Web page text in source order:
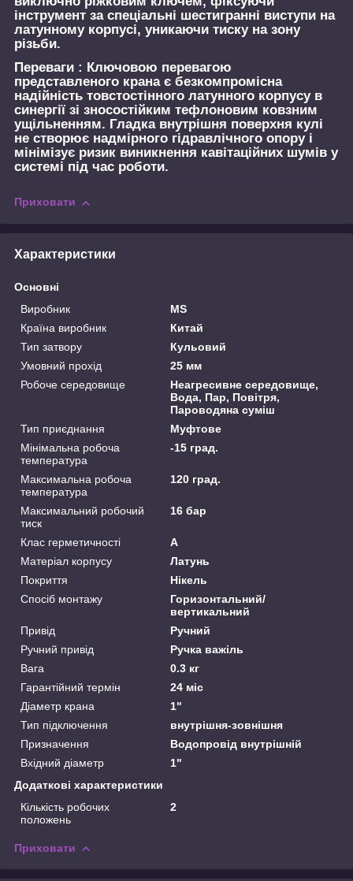
інструмент за спеціальні шестигранні виступи на
латунному корпусі, уникаючи тиску на зону
різьби.
Переваги : Ключовою перевагою
представленого крана є безкомпромісна
надійність товстостінного латунного корпусу в
синергії зі зносостійким тефлоновим ковзним
ущільненням. Гладка внутрішня поверхня кулі
не створює надмірного гідравлічного опору і
мінімізує ризик виникнення кавітаційних шумів у
системі під час роботи.
Приховати
Характеристики
Основні
Виробник
MS
Країна виробник
Китай
Тип затвору
Кульовий
Умовний прохід
25 мм
Робоче середовище
Неагресивне середовище,
Вода, Пар, Повітря,
Пароводяна суміш
Тип приєднання
Муфтове
Мінімальна робоча
температура
-15 град.
Максимальна робоча
температура
120 град.
Максимальний робочий
тиск
16 бар
Клас герметичності
А
Матеріал корпусу
Латунь
Покриття
Нікель
Спосіб монтажу
Горизонтальний/
вертикальний
Привід
Ручний
Ручний привід
Ручка важіль
Вага
0.3 кг
Гарантійний термін
24 міс
Діаметр крана
1"
Тип підключення
внутрішня-зовнішня
Призначення
Водопровід внутрішній
Вхідний діаметр
1"
Додаткові характеристики
Кількість робочих
положень
2
Приховати